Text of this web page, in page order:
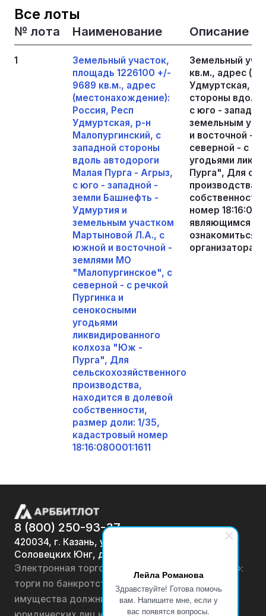
Лейла Романова
Здравствуйте! Готова помочь
вам. Напишите мне, если у
вас появятся вопросы.
Все лоты
№ лота Наименование Описание
1
Земельный участок,
площадь 1226100 +/-
9689 кв.м., адрес
(местонахождение):
Россия, Респ
Удмуртская, р-н
Малопургинский, с
западной стороны
вдоль автодороги
Малая Пурга - Агрыз,
с юго - западной -
земли Башнефть -
Удмуртия и
земельным участком
Мартыновой Л.А., с
южной и восточной -
землями МО
"Малопургинское", с
северной - с речкой
Пургинка и
сенокосными
угодьями
ликвидированного
колхоза "Юж -
Пурга", Для
сельскохозяйственного
производства,
находится в долевой
собственности,
размер доли: 1/35,
кадастровый номер
18:16:080001:1611
Земельный
кв.м., адрес
Удмуртская, р-
стороны вдоль
с юго -
земельным
и восточной -
северной - с
угодьями
Пурга", Для
производства,
номер
являющимся
ознакомиться
организатора
8 (800) 250-93-37
420034, г. Казань, ул.
Соловецких Юнг, д. 7
Электронная торговая площадка «АРББИТЛОТ»:
торги по банкротству, лоты по продаже
имущества должников физических лиц и